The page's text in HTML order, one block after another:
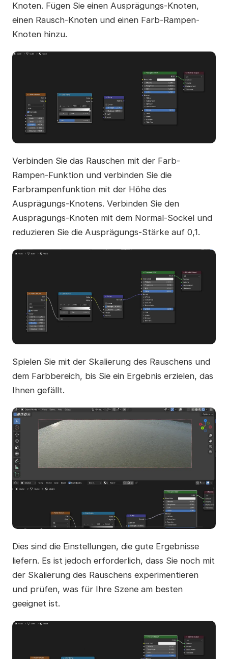
Knoten. Fügen Sie einen Ausprägungs-Knoten,
einen Rausch-Knoten und einen Farb-Rampen-
Knoten hinzu.
Verbinden Sie das Rauschen mit der Farb-
Rampen-Funktion und verbinden Sie die
Farbrampenfunktion mit der Höhe des
Ausprägungs-Knotens. Verbinden Sie den
Ausprägungs-Knoten mit dem Normal-Sockel und
reduzieren Sie die Ausprägungs-Stärke auf 0,1.
Spielen Sie mit der Skalierung des Rauschens und
dem Farbbereich, bis Sie ein Ergebnis erzielen, das
Ihnen gefällt.
Dies sind die Einstellungen, die gute Ergebnisse
liefern. Es ist jedoch erforderlich, dass Sie noch mit
der Skalierung des Rauschens experimentieren
und prüfen, was für Ihre Szene am besten
geeignet ist.